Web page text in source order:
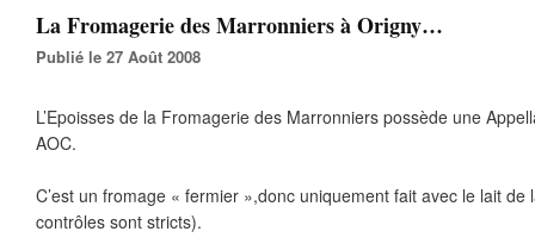
La Fromagerie des Marronniers à Origny…
Publié le 27 Août 2008
L’Epoisses de la Fromagerie des Marronniers possède une
AOC.
C’est un fromage « fermier »,donc uniquement fait avec le lait de
contrôles sont stricts).